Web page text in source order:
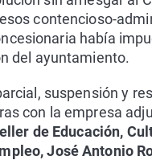
contencioso-
había
del ayuntamiento.
suspensión y
con la empresa
de Educación,
José Antonio